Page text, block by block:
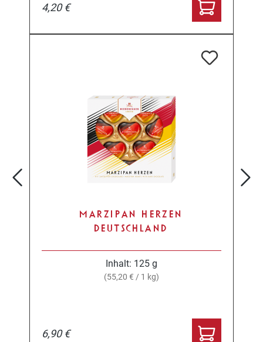
4,20 €
MARZIPAN HERZEN
DEUTSCHLAND
Inhalt: 125 g
(55,20 € / 1 kg)
6,90 €